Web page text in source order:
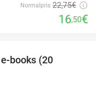
Normalpris 22,75€
16,50€
books (20